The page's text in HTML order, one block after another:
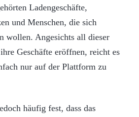
Ladengeschäfte,
und Menschen, die sich
wollen. Angesichts all dieser
Geschäfte eröffnen, reicht es
nur auf der Plattform zu
häufig fest, dass das